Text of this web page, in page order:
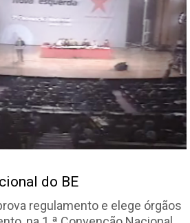
do BE
regulamento e elege órgãos